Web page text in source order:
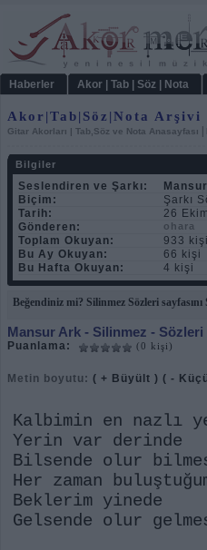
Haberler Akor | Tab | Söz | Nota
Akor|Tab|Söz|Nota Arşivi
Gitar Akorları | Tab,Söz ve Nota Anasayfası
Bilgiler
Seslendiren ve Şarkı:
Biçim:
Şarkı
Tarih:
26
Gönderen:
ohara
Toplam Okuyan:
933 kişi
Bu Ay Okuyan:
66 kişi
Bu Hafta Okuyan:
4 kişi
Beğendiniz mi? Silinmez Sözleri sayfasını
Mansur Ark - Silinmez - Sözleri
Puanlama: (0 kişi)
Metin boyutu: ( + Büyült ) ( -
Kalbimin en nazlı
Yerin var derinde
Bilsende olur
Her zaman
Beklerim yinede
Gelsende olur